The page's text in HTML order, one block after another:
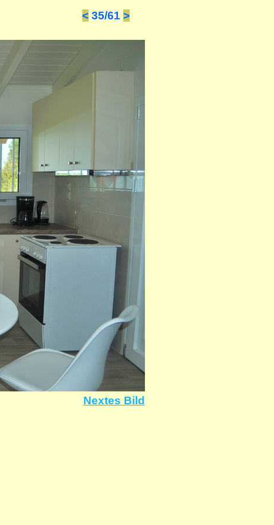
<35/61 >
Nextes Bild